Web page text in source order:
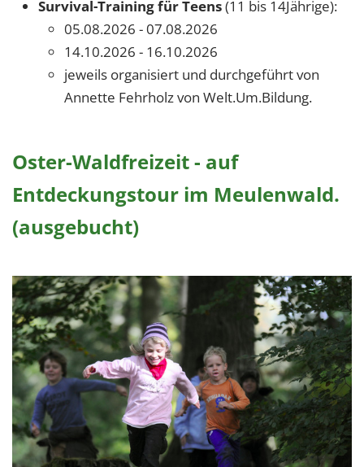
Survival-Training für Teens(11 bis 14Jährige):
05.08.2026 - 07.08.2026
14.10.2026 - 16.10.2026
jeweils organisiert und durchgeführt von
Annette Fehrholz von Welt.Um.Bildung.
Oster-Waldfreizeit - auf
Entdeckungstour im Meulenwald.
(ausgebucht)
der Website erforderlich.
Einverständnis-Cookie
Name:
cookie_consent
Einverständnis-Optionen des Benutzers
Cookie Laufzeit:
EXTERNE MEDIEN
Um Inhalte von Videoplattformen und Social Media
Plattformen anzeigen zu können, werden von
diesen externen Medien Cookies gesetzt.
YouTube
Vimeo